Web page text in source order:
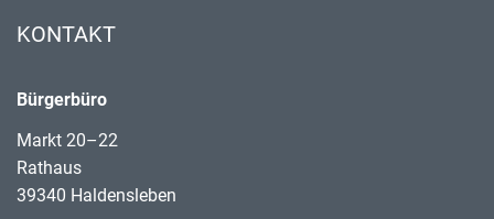
KONTAKT
Bürgerbüro
Markt 20–22
Rathaus
39340 Haldensleben